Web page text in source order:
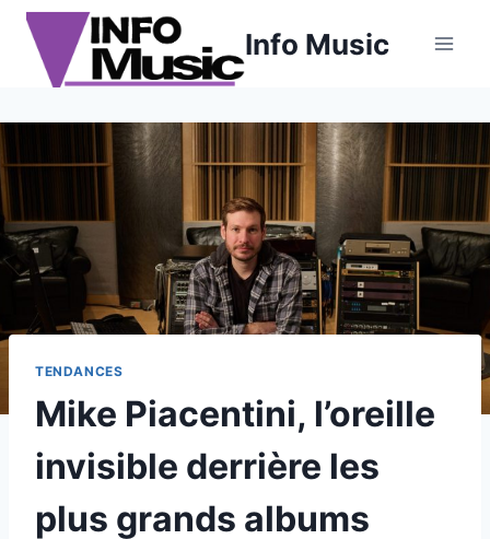
Aller
contenu
Info Music
TENDANCES
Mike Piacentini, l’oreille
invisible derrière les
plus grands albums